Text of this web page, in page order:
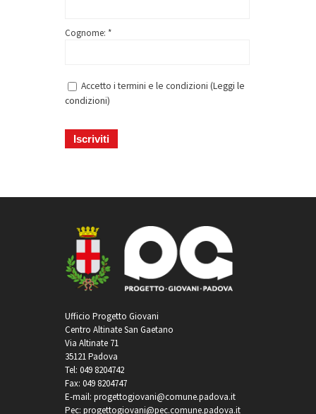
Cognome: *
Accetto i termini e le condizioni (Leggi le
condizioni)
Ufficio Progetto Giovani
Centro Altinate San Gaetano
Via Altinate 71
35121 Padova
Tel: 049 8204742
Fax: 049 8204747
E-mail: progettogiovani@comune.padova.it
Pec: progettogiovani@pec.comune.padova.it